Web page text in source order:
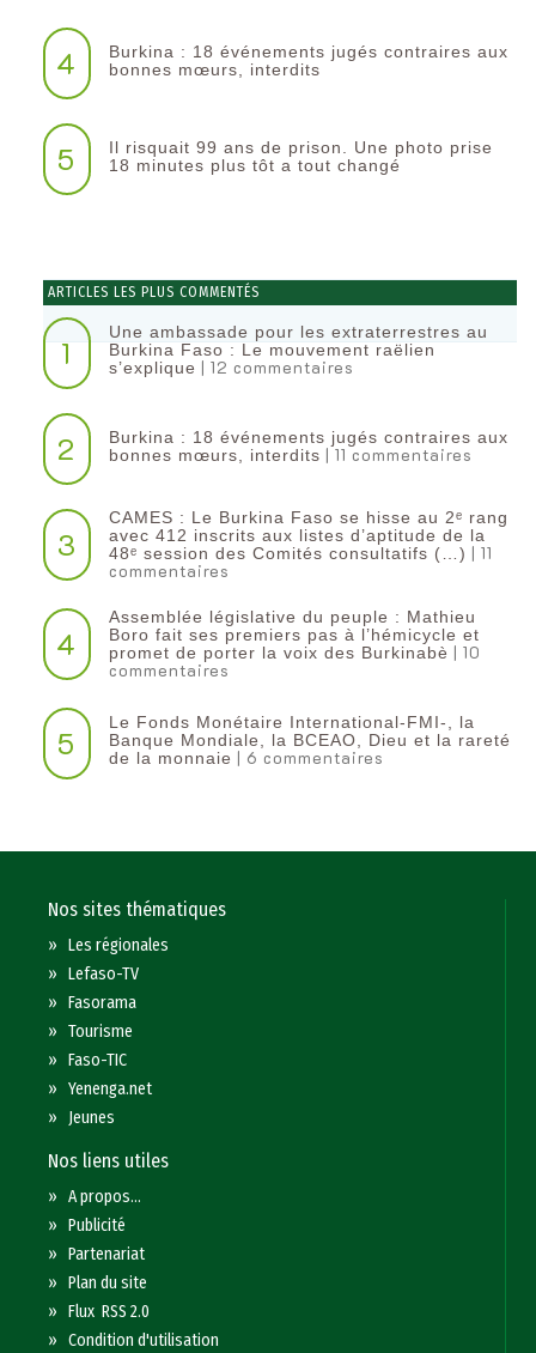
4
Burkina : 18 événements jugés contraires aux
bonnes mœurs, interdits
5
Il risquait 99 ans de prison. Une photo prise
18 minutes plus tôt a tout changé
ARTICLES LES PLUS COMMENTÉS
1
Une ambassade pour les extraterrestres au
Burkina Faso : Le mouvement raëlien
s’explique | 12 commentaires
2
Burkina : 18 événements jugés contraires aux
bonnes mœurs, interdits | 11 commentaires
3
CAMES : Le Burkina Faso se hisse au 2ᵉ rang
avec 412 inscrits aux listes d’aptitude de la
48ᵉ session des Comités consultatifs (…) | 11
commentaires
4
Assemblée législative du peuple : Mathieu
Boro fait ses premiers pas à l’hémicycle et
promet de porter la voix des Burkinabè | 10
commentaires
5
Le Fonds Monétaire International-FMI-, la
Banque Mondiale, la BCEAO, Dieu et la rareté
de la monnaie | 6 commentaires
Nos sites thématiques
»Les régionales
»Lefaso-TV
»Fasorama
»Tourisme
»Faso-TIC
»Yenenga.net
» Jeunes
Nos liens utiles
»A propos...
»Publicité
»Partenariat
»Plan du site
»Flux RSS 2.0
»Condition d'utilisation